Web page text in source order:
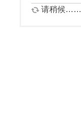
请稍候……